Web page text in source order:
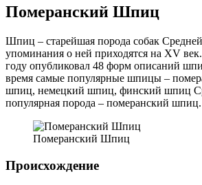
Померанский Шпиц
Шпиц – старейшая порода собак
упоминания о ней приходятся на ХV
году опубликовал 48 форм описаний
время самые популярные шпицы –
шпиц, немецкий шпиц, финский шпиц
популярная порода – померанский шпиц.
Померанский Шпиц
Происхождение